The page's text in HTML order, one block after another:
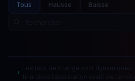
Tous Hausse Baisse